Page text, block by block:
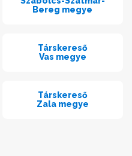
Bereg megye
Társkereső
Vas megye
Társkereső
Zala megye